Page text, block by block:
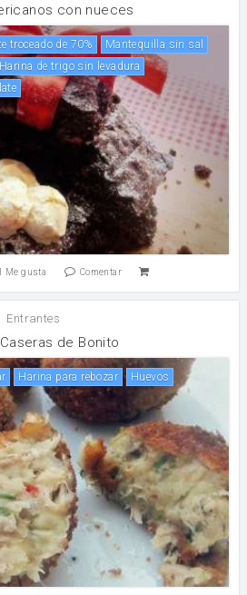
con nueces
troceado de 70%
mantequilla sin sal
Harina de trigo sin levadura
Me gusta Comentar
Entrantes
de Bonito
Harina para rebozar huevos